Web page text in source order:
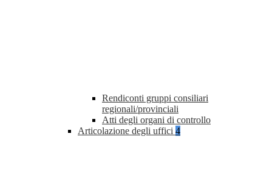
Rendiconti gruppi consiliari
regionali/provinciali
Atti degli organi di controllo
Articolazione degli uffici 4